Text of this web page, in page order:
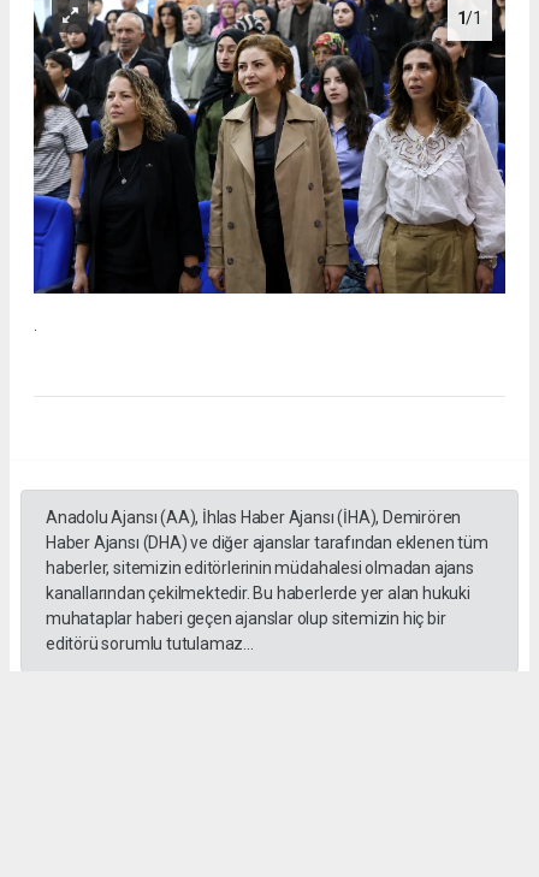
1/1
Anadolu Ajansı (AA), İhlas Haber Ajansı (İHA), Demirören
Haber Ajansı (DHA) ve diğer ajanslar tarafından eklenen tüm
haberler, sitemizin editörlerinin müdahalesi olmadan ajans
kanallarından çekilmektedir. Bu haberlerde yer alan hukuki
muhataplar haberi geçen ajanslar olup sitemizin hiç bir
editörü sorumlu tutulamaz...